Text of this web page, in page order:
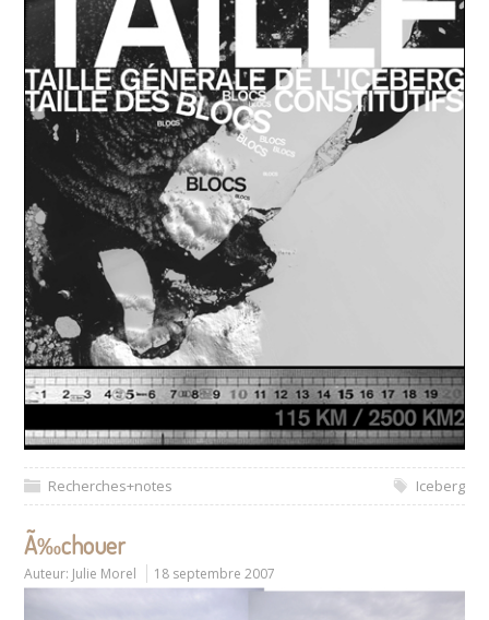
Recherches+notes Iceberg
Ã‰chouer
Auteur: Julie Morel 18 septembre 2007